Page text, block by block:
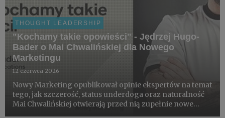
THOUGHT LEADERSHIP
"Kochamy takie opowieści" - Jędrzej Hugo-
Bader o Mai Chwalińskiej dla Nowego
Marketingu
12 czerwca 2026
Nowy Marketing opublikował opinie ekspertów na temat
tego, jak szczerość, status underdoga oraz naturalność
Mai Chwalińskiej otwierają przed nią zupełnie nowe